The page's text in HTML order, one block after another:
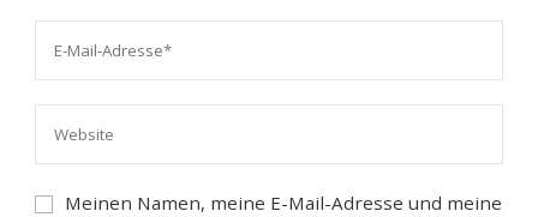
Meinen Namen, meine E-Mail-Adresse und meine